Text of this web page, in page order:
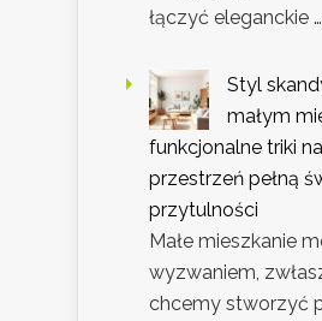
łączyć eleganckie …
Styl
małym
funkcjonalne triki na
przestrzeń pełną
przytulności
Małe mieszkanie
wyzwaniem,
chcemy stworzyć